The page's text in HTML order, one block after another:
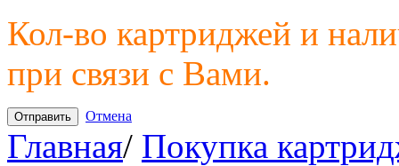
Кол-во картриджей и
при связи с Вами.
Отмена
Главная/ Покупка